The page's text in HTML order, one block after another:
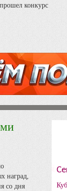
конкурс
наград,
со дня